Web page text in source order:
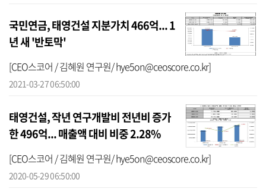
국민연금, 태영건설 지분가치 466억... 1
년 새 '반토막'
[CEO스코어 / 김혜원 연구원/ hye5on@ceoscore.co.kr]
2021-03-27 06:50:00
태영건설, 작년 연구개발비 전년비 증가
한 496억... 매출액 대비 비중 2.28%
[CEO스코어 / 김혜원 연구원/ hye5on@ceoscore.co.kr]
2020-05-29 06:50:00